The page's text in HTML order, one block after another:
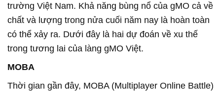
trường Việt Nam. Khả năng bùng nổ của gMO cả về
chất và lượng trong nửa cuối năm nay là hoàn toàn
có thể xảy ra. Dưới đây là hai dự đoán về xu thế
trong tương lai của làng gMO Việt.
MOBA
Thời gian gần đây, MOBA (Multiplayer Online Battle)